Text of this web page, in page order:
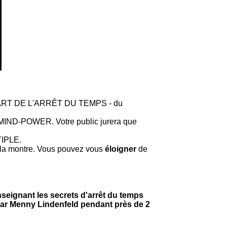
DE L'ARRÊT DU TEMPS - du
POWER. Votre public jurera que
la montre. Vous pouvez vous éloigner de
les secrets d'arrêt du temps
Menny Lindenfeld pendant près de 2